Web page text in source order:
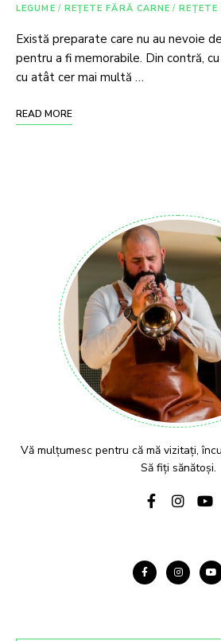
LEGUME / REȚETE FĂRĂ CARNE /
Există preparate care nu au nevoie
pentru a fi memorabile. Din contră,
cu atât cer mai multă …
READ MORE
Vă mulțumesc pentru că mă vizitați,
Să fiți sănătoși.